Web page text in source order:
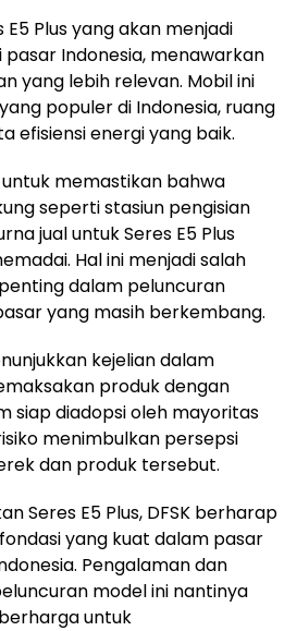
Plus yang akan menjadi
Indonesia, menawarkan
yang lebih relevan. Mobil ini
populer di Indonesia, ruang
efisiensi energi yang baik.
untuk memastikan bahwa
seperti stasiun pengisian
jual untuk Seres E5 Plus
Hal ini menjadi salah
dalam peluncuran
yang masih berkembang.
kejelian dalam
produk dengan
siap diadopsi oleh mayoritas
menimbulkan persepsi
dan produk tersebut.
Seres E5 Plus, DFSK berharap
yang kuat dalam pasar
Pengalaman dan
model ini nantinya
untuk